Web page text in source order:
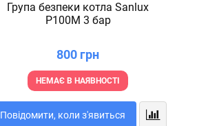
Група безпеки котла Sanlux
P100M 3 бар
800 грн
НЕМАЄ В НАЯВНОСТІ
Повідомити, коли з'явиться